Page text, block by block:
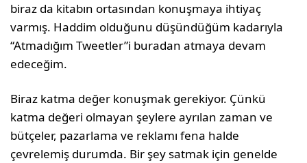
biraz da kitabın ortasından konuşmaya ihtiyaç
varmış. Haddim olduğunu düşündüğüm kadarıyla
“Atmadığım Tweetler”i buradan atmaya devam
edeceğim.
Biraz katma değer konuşmak gere­kiyor. Çünkü
katma değeri olma­yan şeylere ayrılan zaman ve
büt­çeler, pazarlama ve reklamı fena halde
çevrelemiş durumda. Bir şey satmak için genelde